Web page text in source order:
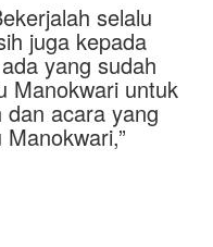
selalu
juga kepada
yang sudah
Manokwari untuk
acara yang